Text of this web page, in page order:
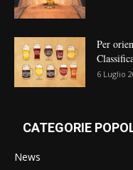
Per
6 Luglio
CATEGORIE
News